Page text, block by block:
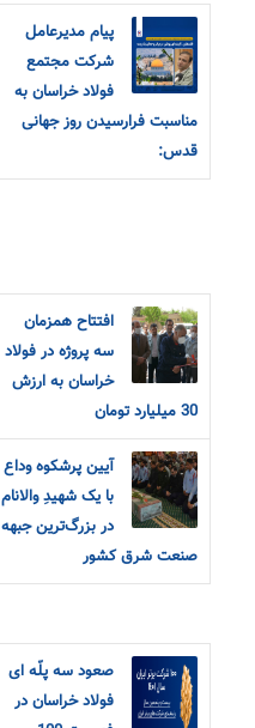
پیام مدیرعامل
شرکت مجتمع
فولاد خراسان به
مناسبت فرارسیدن روز جهانی
قدس:
افتتاح همزمان
سه پروژه در فولاد
خراسان به ارزش
30 میلیارد تومان
آیین پرشکوه وداع
با یک شهیدِ والانام
در بزرگ‌ترین جبهه
صنعت شرق کشور
صعود سه پلّه ای
فولاد خراسان در